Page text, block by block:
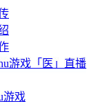
游戏「医」直播
游戏